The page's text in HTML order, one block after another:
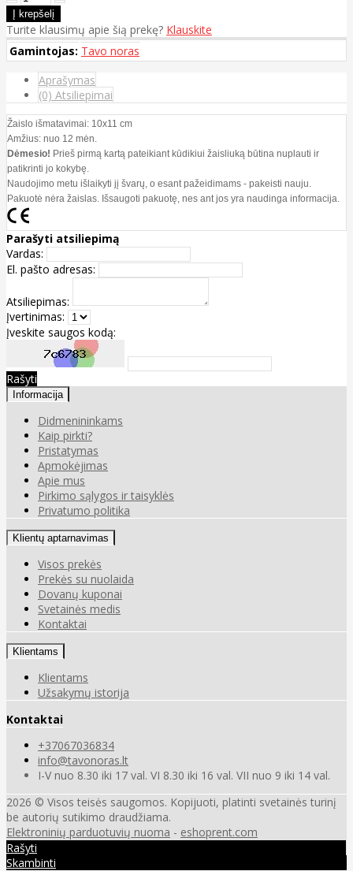
Turite klausimų apie šią prekę? Klauskite
Gamintojas: Tavo noras
Aprašymas
(0) Atsiliepimai
Žaislo išmatavimai: 10x11 cm
Amžius: nuo 12 mėn.
Dėmesio! Prieš pirmą kartą pateikiant kūdikiui žaisliuką būtina nuplauti ir
patikrinti jo kokybę.
Naudojimo metu išlaikyti jį švarų, o esant pažeidimams - pakeisti nauju.
Pakuotė nėra žaislas. Išsaugoti pakuotę, nes ant jos yra naudinga informacija.
Parašyti atsiliepimą
Vardas:
El. pašto adresas:
Atsiliepimas:
Įvertinimas:
Įveskite saugos kodą:
Rašyti
Informacija
Didmenininkams
Kaip pirkti?
Pristatymas
Apmokėjimas
Apie mus
Pirkimo sąlygos ir taisyklės
Privatumo politika
Klientų aptarnavimas
Visos prekės
Prekės su nuolaida
Dovanų kuponai
Svetainės medis
Kontaktai
Klientams
Klientams
Užsakymų istorija
Kontaktai
+37067036834
info@tavonoras.lt
I-V nuo 8.30 iki 17 val. VI 8.30 iki 16 val. VII nuo 9 iki 14 val.
2026 © Visos teisės saugomos. Kopijuoti, platinti svetainės turinį
be autorių sutikimo draudžiama.
Elektroninių parduotuvių nuoma - eshoprent.com
Rašyti
Skambinti